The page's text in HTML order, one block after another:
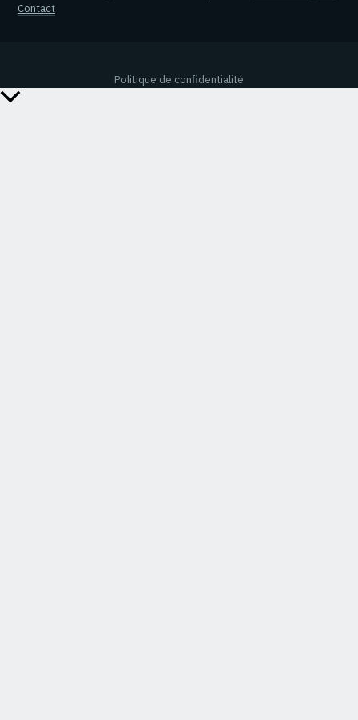
Contact
Politique de confidentialité